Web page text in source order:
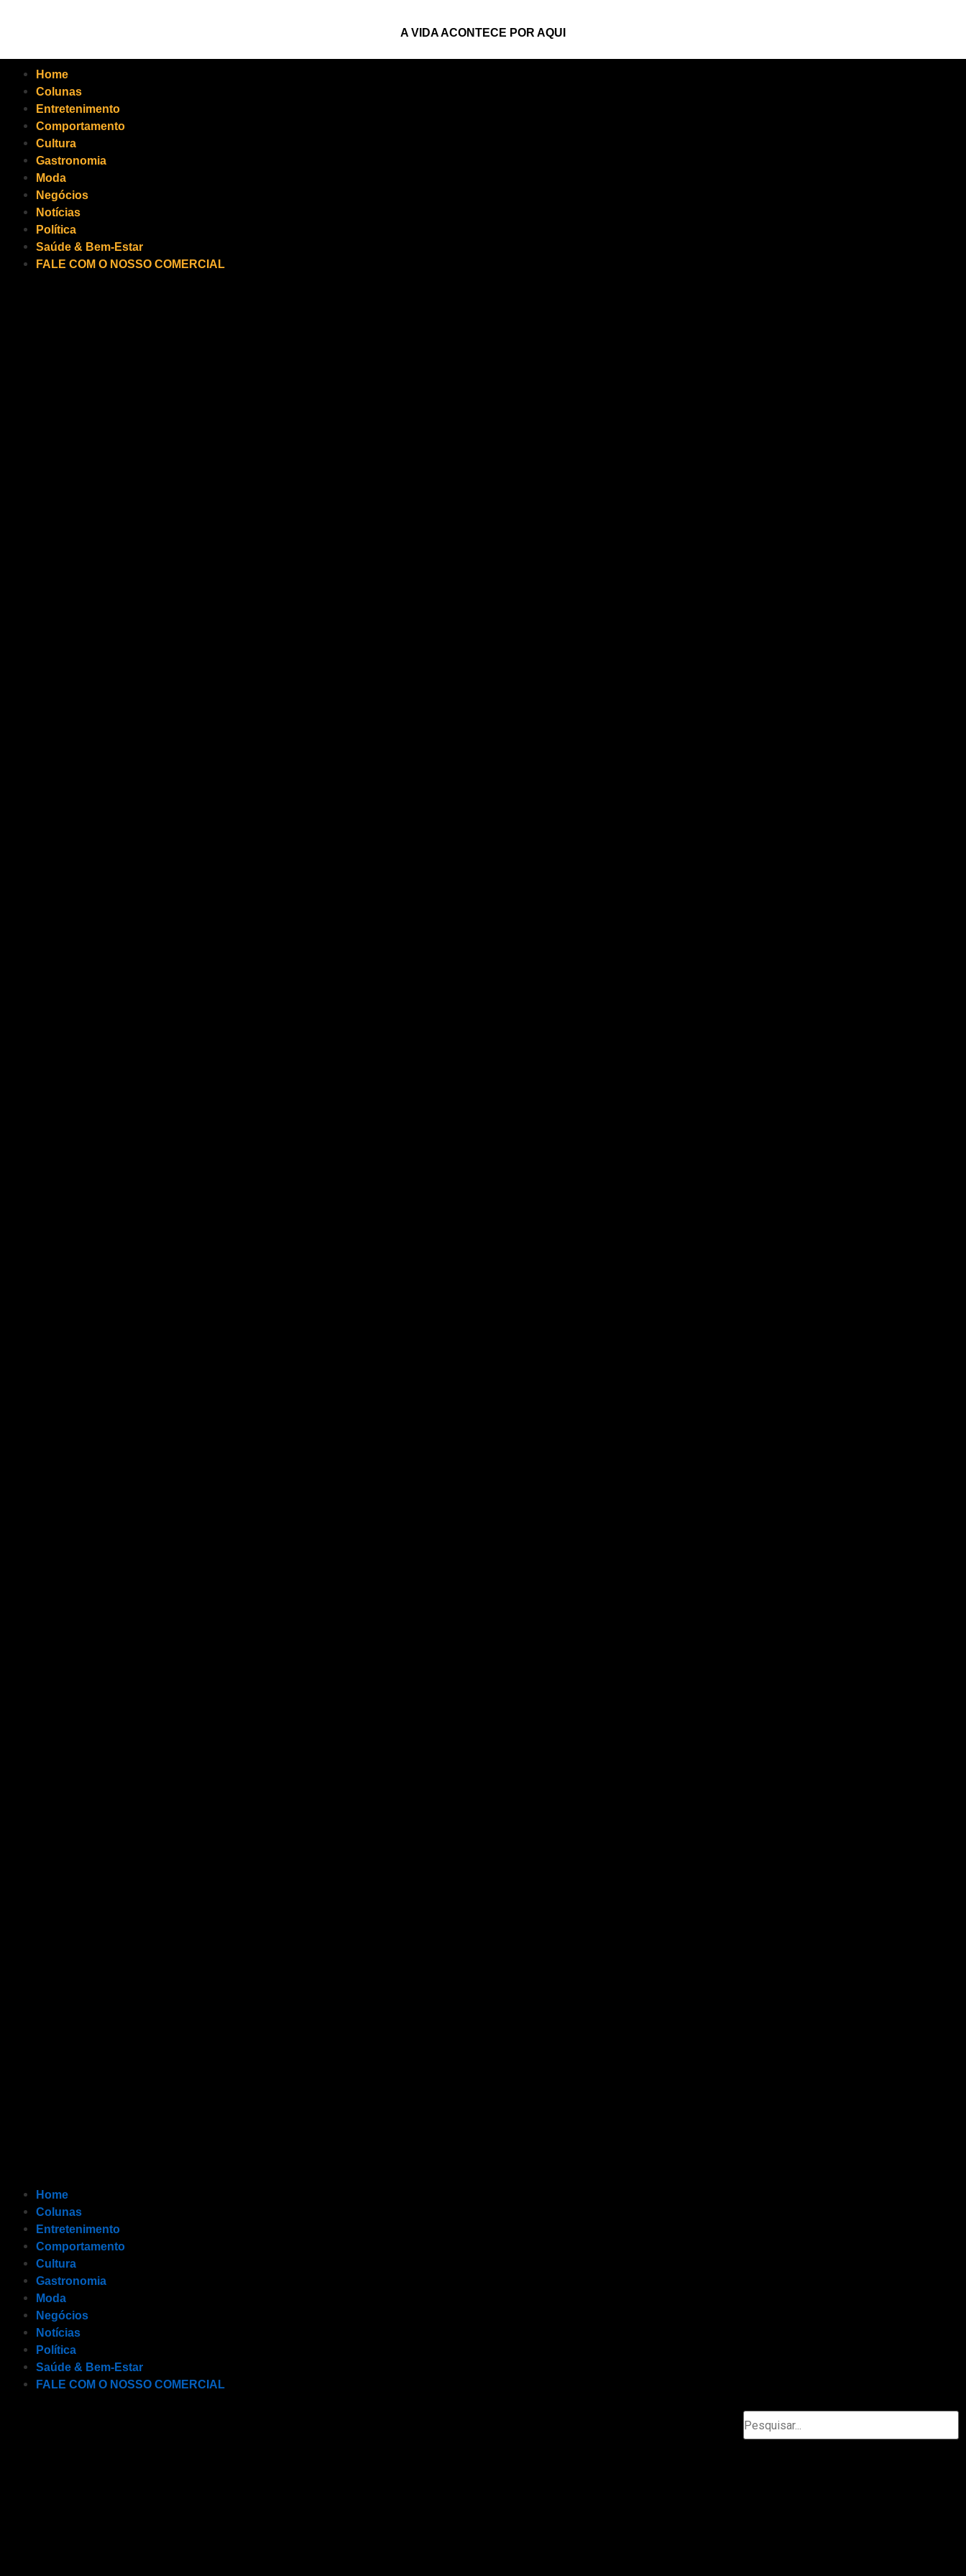
A VIDA ACONTECE POR AQUI
Home
Colunas
Entretenimento
Comportamento
Cultura
Gastronomia
Moda
Negócios
Notícias
Política
Saúde & Bem-Estar
FALE COM O NOSSO COMERCIAL
Home
Colunas
Entretenimento
Comportamento
Cultura
Gastronomia
Moda
Negócios
Notícias
Política
Saúde & Bem-Estar
FALE COM O NOSSO COMERCIAL